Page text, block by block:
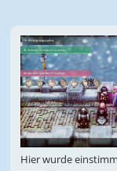
Hier wurde